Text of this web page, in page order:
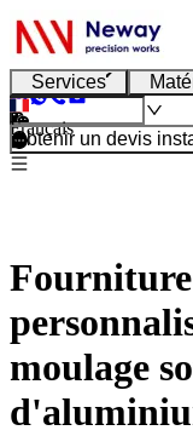
Services
Français
Obtenir un devis
Fourniture
moulage